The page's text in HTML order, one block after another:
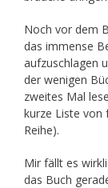
Noch vor dem
das immense
aufzuschlagen
der wenigen
zweites Mal
kurze Liste von
Reihe).
Mir fällt es
das Buch